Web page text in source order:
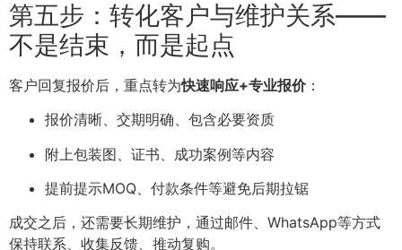
第五步：转化客户与维护关系——
不是结束，而是起点
客户回复报价后，重点转为快速响应+专业报价：
报价清晰、交期明确、包含必要资质
附上包装图、证书、成功案例等内容
提前提示MOQ、付款条件等避免后期拉锯
成交之后，还需要长期维护，通过邮件、WhatsApp等方式
保持联系、收集反馈、推动复购。